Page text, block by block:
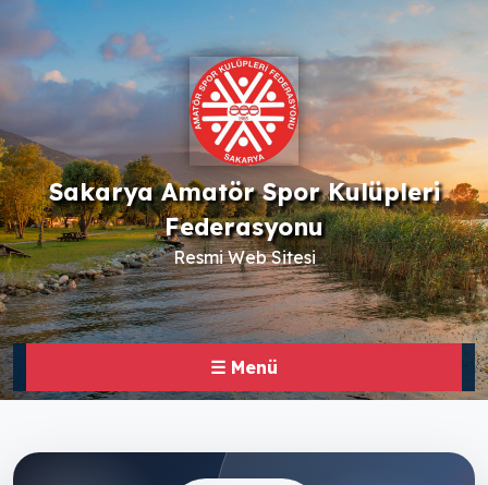
Sakarya Amatör Spor Kulüpleri
Federasyonu
Resmi Web Sitesi
☰ Menü